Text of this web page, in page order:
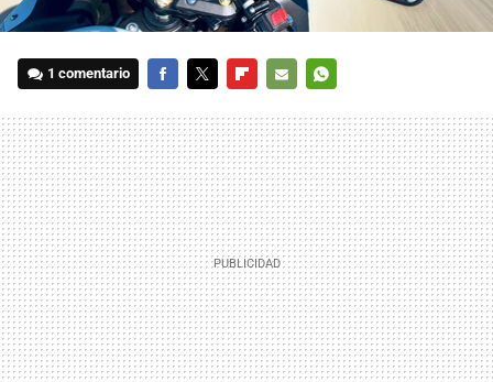
1 comentario
MAIL